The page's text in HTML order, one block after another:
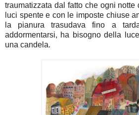
traumatizzata dal fatto che ogni
luci spente e con le imposte chiuse
la pianura trasudava fino a
addormentarsi, ha bisogno della
una candela.